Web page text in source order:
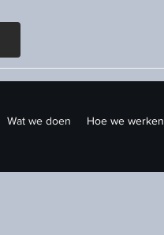
Wat we doen Hoe we werken